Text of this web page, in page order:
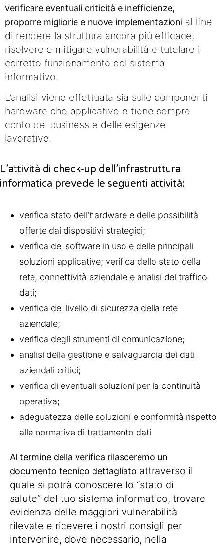
verificare eventuali criticità e inefficienze,
proporre migliorie e nuove implementazioni al fine
di rendere la struttura ancora più efficace,
risolvere e mitigare vulnerabilità e tutelare il
corretto funzionamento del sistema
informativo.
L’analisi viene effettuata sia sulle componenti
hardware che applicative e tiene sempre
conto del business e delle esigenze
lavorative.
L’attività di check-up dell’infrastruttura
informatica prevede le seguenti attività:
verifica stato dell’hardware e delle possibilità
offerte dai dispositivi strategici;
verifica dei software in uso e delle principali
soluzioni applicative; verifica dello stato della
rete, connettività aziendale e analisi del traffico
dati;
verifica del livello di sicurezza della rete
aziendale;
verifica degli strumenti di comunicazione;
analisi della gestione e salvaguardia dei dati
aziendali critici;
verifica di eventuali soluzioni per la continuità
operativa;
adeguatezza delle soluzioni e conformità rispetto
alle normative di trattamento dati
Al termine della verifica rilasceremo un
documento tecnico dettagliato attraverso il
quale si potrà conoscere lo “stato di
salute” del tuo sistema informatico, trovare
evidenza delle maggiori vulnerabilità
rilevate e ricevere i nostri consigli per
intervenire, dove necessario, nella